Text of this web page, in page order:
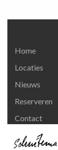
Home
Locaties
Nieuws
Reserveren
Contact
Privacy en